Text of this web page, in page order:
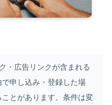
・広告リンクが含まれる
申し込み・登録した場
とがあります。条件は変